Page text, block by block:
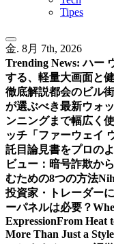
Tipes
金. 8月 7th, 2026
Trending News: ハー
する、軽量大画面と
徹底解説都会のビル
が選ぶべき最新ウォ
ンニングまで幅広く
ッチ「ファーウェイ
託目論見書をプロの
ビュー：暗号詐欺か
むための8つの方法
投資家・トレーダー
ーパネルは必要？
ExpressionFrom Heat
More Than Just a